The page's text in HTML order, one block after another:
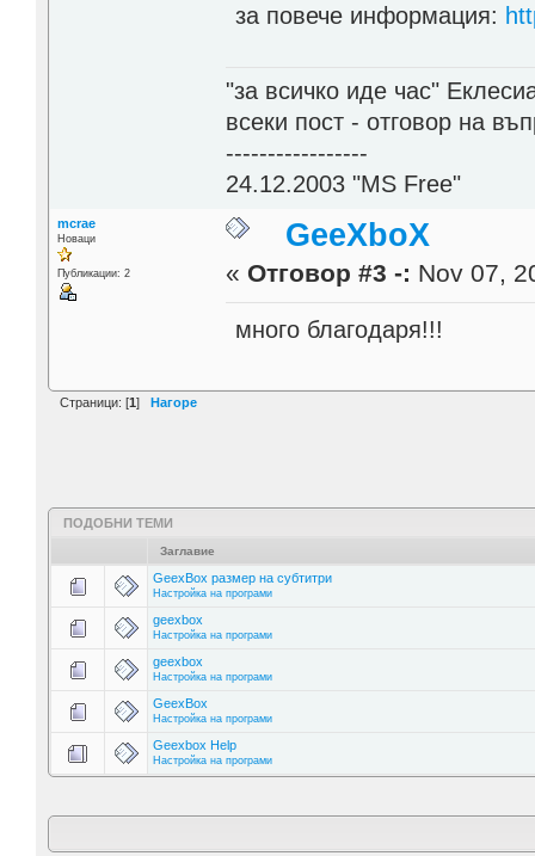
за повече информация:
"за всичко иде час"
всеки пост - отговор на
-----------------
24.12.2003 "MS Free"
mcrae
Новаци
Публикации: 2
GeeXboX
« Отговор #3 -: Nov 07,
много благодаря!!!
Страници: [1] Нагоре
ПОДОБНИ ТЕМИ
Заглавие
GeexBox размер на субтитри
Настройка на програми
geexbox
Настройка на програми
geexbox
Настройка на програми
GeexBox
Настройка на програми
Geexbox Help
Настройка на програми